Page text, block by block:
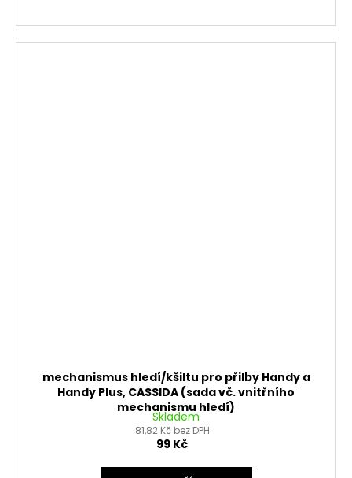
mechanismus hledí/kšiltu pro přilby Handy a
Handy Plus, CASSIDA (sada vč. vnitřního
mechanismu hledí)
Skladem
81,82 Kč bez DPH
99 Kč